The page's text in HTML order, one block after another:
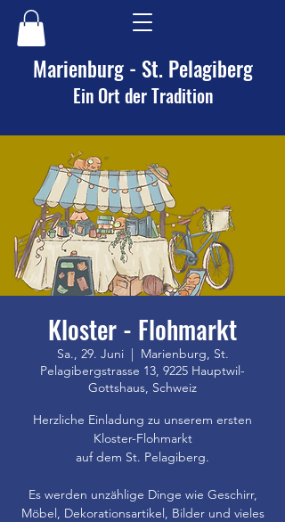
Marienburg - St. Pelagiberg
Ein Ort der Tradition
Kloster - Flohmarkt
Sa., 29. Juni
  |
Marienburg, St.
Pelagibergstrasse 13, 9225 Hauptwil-
Gottshaus, Schweiz
Herzliche Einladung zu unserem ersten
Kloster-Flohmarkt
auf dem St. Pelagiberg.
Es werden unzählige Dinge wie Geschirr,
Möbel, Dekorationsartikel, Bilder und vieles